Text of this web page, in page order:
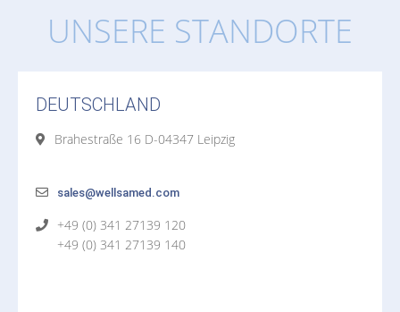
UNSERE STANDORTE
DEUTSCHLAND
Brahestraße 16 D-04347 Leipzig
sales@wellsamed.com
+49 (0) 341 27139 120
+49 (0) 341 27139 140